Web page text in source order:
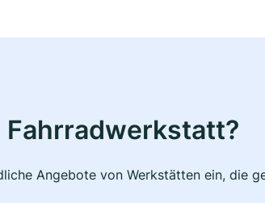
Fahrradwerkstatt?
Angebote von Werkstätten ein, die